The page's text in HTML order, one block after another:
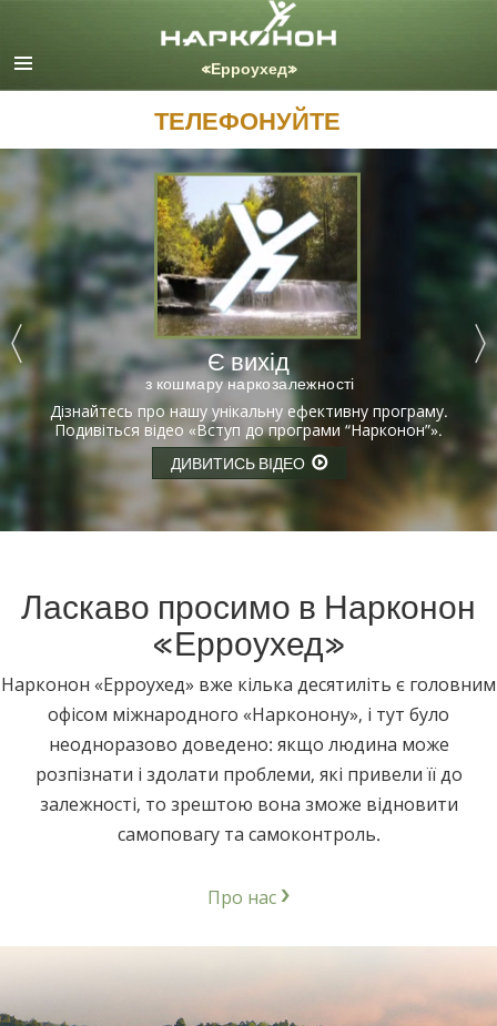
English
Deutsch
Ελληνικά (Greek)
Español
Français
Hebrew
Magyar
日本語 (Japanese)
Nederlands
Русский (Russian)
繁體中文 (Chinese)
Czech
Turkish
ТЕЛЕФОНУЙТЕ
Є вихід
з кошмару наркозалежності
Дізнайтесь про нашу унікальну ефективну програму.
Подивіться відео «Вступ до програми “Нарконон”».
ДИВИТИСЬ ВІДЕО
Ласкаво просимо в Нарконон
«Ерроухед»
Нарконон «Ерроухед» вже кілька десятиліть є головним
офісом міжнародного «Нарконону», і тут було
неодноразово доведено: якщо людина може
розпізнати і здолати проблеми, які привели її до
залежності, то зрештою вона зможе відновити
самоповагу та самоконтроль.
Про нас